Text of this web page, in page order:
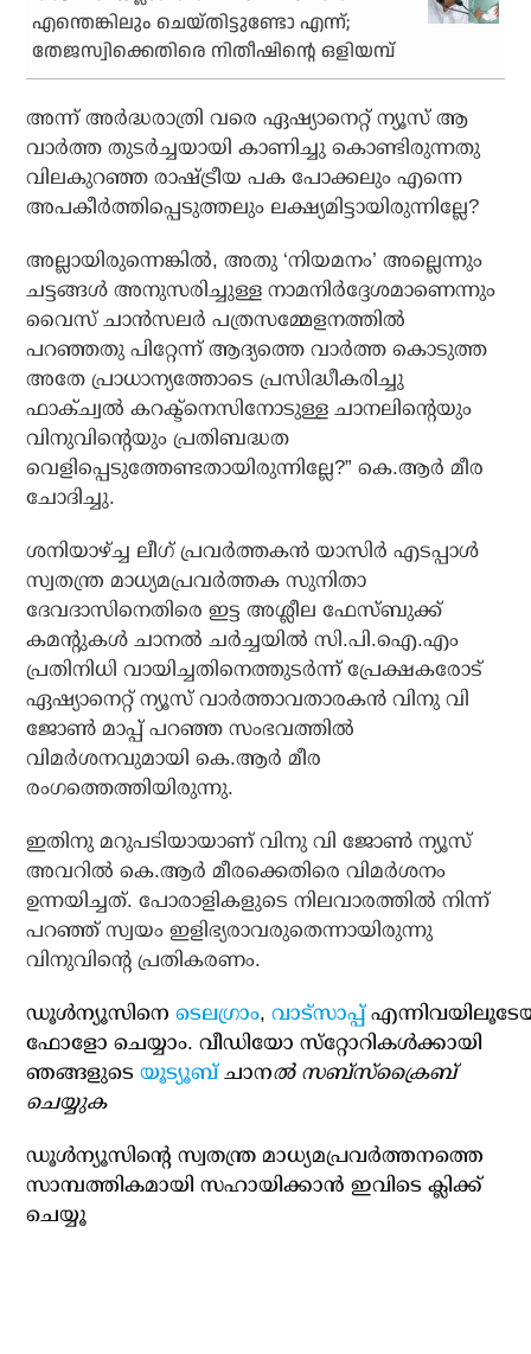
എന്തെങ്കിലും ചെയ്തിട്ടുണ്ടോ എന്ന്;
തേജസ്വിക്കെതിരെ നിതീഷിന്റെ ഒളിയമ്പ്
അന്ന് അര്‍ദ്ധരാത്രി വരെ ഏഷ്യാനെറ്റ് ന്യൂസ് ആ
വാര്‍ത്ത തുടര്‍ച്ചയായി കാണിച്ചു കൊണ്ടിരുന്നതു
വിലകുറഞ്ഞ രാഷ്ട്രീയ പക പോക്കലും എന്നെ
അപകീര്‍ത്തിപ്പെടുത്തലും ലക്ഷ്യമിട്ടായിരുന്നില്ലേ?
അല്ലായിരുന്നെങ്കില്‍, അതു ‘നിയമനം’ അല്ലെന്നും
ചട്ടങ്ങള്‍ അനുസരിച്ചുള്ള നാമനിര്‍ദ്ദേശമാണെന്നും
വൈസ് ചാന്‍സലര്‍ പത്രസമ്മേളനത്തില്‍
പറഞ്ഞതു പിറ്റേന്ന് ആദ്യത്തെ വാര്‍ത്ത കൊടുത്ത
അതേ പ്രാധാന്യത്തോടെ പ്രസിദ്ധീകരിച്ചു
ഫാക്ച്വല്‍ കറക്ട്‌നെസിനോടുള്ള ചാനലിന്റെയും
വിനുവിന്റെയും പ്രതിബദ്ധത
വെളിപ്പെടുത്തേണ്ടതായിരുന്നില്ലേ?” കെ.ആര്‍ മീര
ചോദിച്ചു.
ശനിയാഴ്ച്ച ലീഗ് പ്രവര്‍ത്തകന്‍ യാസിര്‍ എടപ്പാള്‍
സ്വതന്ത്ര മാധ്യമപ്രവര്‍ത്തക സുനിതാ
ദേവദാസിനെതിരെ ഇട്ട അശ്ലീല ഫേസ്ബുക്ക്
കമന്റുകള്‍ ചാനല്‍ ചര്‍ച്ചയില്‍ സി.പി.ഐ.എം
പ്രതിനിധി വായിച്ചതിനെത്തുടര്‍ന്ന് പ്രേക്ഷകരോട്
ഏഷ്യാനെറ്റ് ന്യൂസ് വാര്‍ത്താവതാരകന്‍ വിനു വി
ജോണ്‍ മാപ്പ് പറഞ്ഞ സംഭവത്തില്‍
വിമര്‍ശനവുമായി കെ.ആര്‍ മീര
രംഗത്തെത്തിയിരുന്നു.
ഇതിനു മറുപടിയായാണ് വിനു വി ജോണ്‍ ന്യൂസ്
അവറില്‍ കെ.ആര്‍ മീരക്കെതിരെ വിമര്‍ശനം
ഉന്നയിച്ചത്. പോരാളികളുടെ നിലവാരത്തില്‍ നിന്ന്
പറഞ്ഞ് സ്വയം ഇളിഭ്യരാവരുതെന്നായിരുന്നു
വിനുവിന്റെ പ്രതികരണം.
ഡൂള്‍ന്യൂസിനെടെലഗ്രാം,വാട്‌സാപ്പ്
ഫോളോ ചെയ്യാം. വീഡിയോ സ്‌റ്റോറികള്‍ക്കായി
ഞങ്ങളുടെയൂട്യൂബ്ചാനല്‍ സബ്‌സ്‌ക്രൈബ്
ചെയ്യുക
ഡൂള്‍ന്യൂസിന്റെ സ്വതന്ത്ര മാധ്യമപ്രവര്‍ത്തനത്തെ
സാമ്പത്തികമായി സഹായിക്കാന്‍ ഇവിടെ ക്ലിക്ക്
ചെയ്യൂ